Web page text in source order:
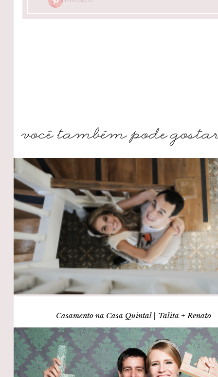
Casamento na Casa Quintal | Talita + Renato